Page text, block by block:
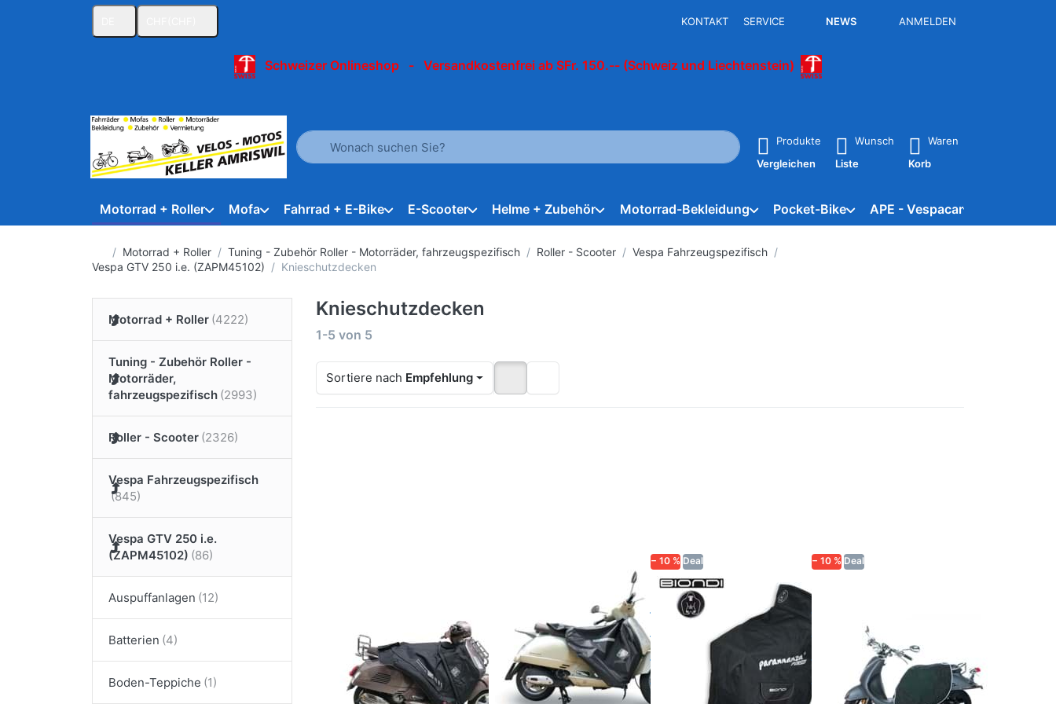
KONTAKT SERVICE NEWS ANMELDEN
Schweizer Onlineshop - Versandkostenfrei ab SFr. 150.-- (Schweiz und Liechtenstein)
Geben Sie einen Suchbegriff ein. Während Sie tippen, erscheinen automatisch erste Ergebnisse. Drücken Sie die Eingabetaste, um alle
Produkte
Vergleichen
Wunsch
Liste
Waren
Korb
Motorrad + Roller Mofa Fahrrad + E-Bike E-Scooter Helme + Zubehör Motorrad-Bekleidung Pocket-Bike APE - Vespacar
Startseite
Motorrad + Roller Tuning - Zubehör Roller - Motorräder, fahrzeugspezifisch Roller - Scooter
Vespa Fahrzeugspezifisch
Vespa GTV 250 i.e. (ZAPM45102)
Knieschutzdecken
Motorrad + Roller
Tuning - Zubehör Roller -
Motorräder,
fahrzeugspezifisch
Roller - Scooter
Vespa Fahrzeugspezifisch
Vespa GTV 250 i.e.
(ZAPM45102)
Auspuffanlagen
Batterien
Boden-Teppiche
Knieschutzdecken
Suchergebnisse:
1-5 von 5
Sortiere nach Empfehlung
Decke Tucano
Urbano
Termoscud
Pro, schwarz
Beinschutz-
Decke Tucano
Urbano
Termoscud,
schwarz
− 10 % Deal
BIONDI
Beinschutz-
Decke Biondi,
Universal
(Roller/Scooter),
Grösse M
− 10 % Deal
Decke MKX,
One Size,
Universal
(Roller/Scooter)